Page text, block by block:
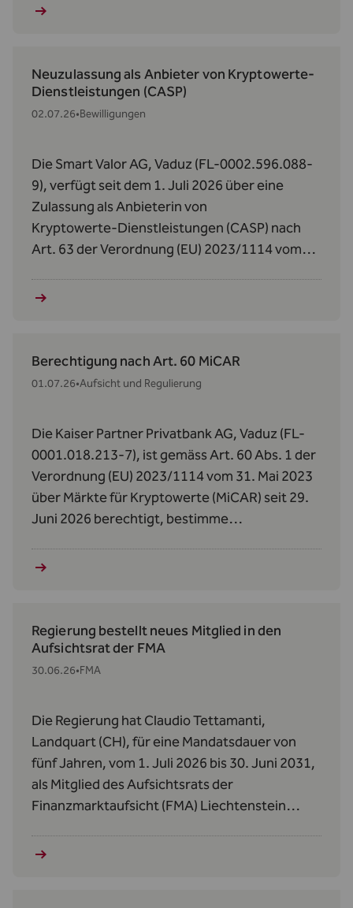
Neuzulassung als Anbieter von Kryptowerte-
Dienstleistungen (CASP)
02.07.26•Bewilligungen
Die Smart Valor AG, Vaduz (FL-0002.596.088-
9), verfügt seit dem 1. Juli 2026 über eine
Zulassung als Anbieterin von
Kryptowerte‑Dienstleistungen (CASP) nach
Art. 63 der Verordnung (EU) 2023/1114 vom
(MiCAR).
Berechtigung nach Art. 60 MiCAR
01.07.26•Aufsicht und Regulierung
Die Kaiser Partner Privatbank AG, Vaduz (FL-
0001.018.213-7), ist gemäss Art. 60 Abs. 1 der
Verordnung (EU) 2023/1114 vom 31. Mai 2023
über Märkte für Kryptowerte (MiCAR) seit 29.
Juni 2026 berechtigt, bestimme
Regierung bestellt neues Mitglied in den
Aufsichtsrat der FMA
30.06.26•FMA
Die Regierung hat Claudio Tettamanti,
Landquart (CH), für eine Mandatsdauer von
fünf Jahren, vom 1. Juli 2026 bis 30. Juni 2031,
als Mitglied des Aufsichtsrats der
Finanzmarktaufsicht (FMA) Liechtenstein